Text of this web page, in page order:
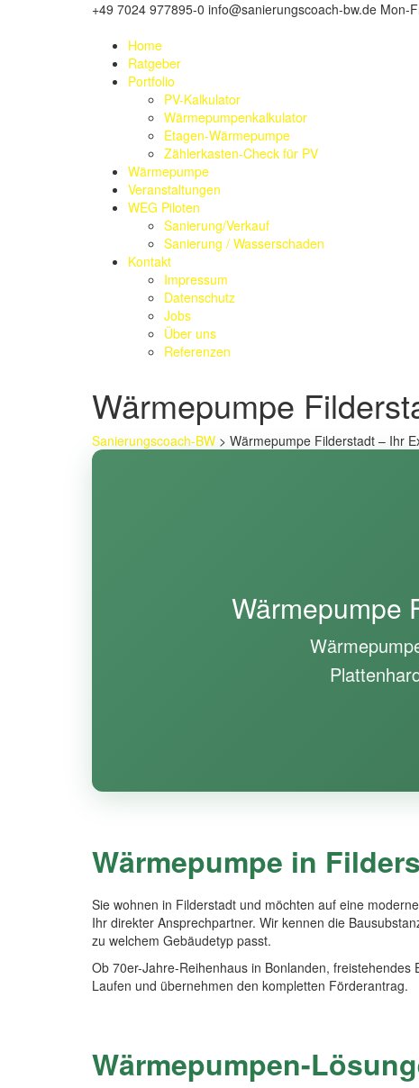
+49 7024 977895-0 info@sanierungscoach-bw.de Mon-
Home
Ratgeber
Portfolio
PV-Kalkulator
Wärmepumpenkalkulator
Etagen-Wärmepumpe
Zählerkasten-Check für PV
Wärmepumpe
Veranstaltungen
WEG Piloten
Sanierung/Verkauf
Sanierung / Wasserschaden
Kontakt
Impressum
Datenschutz
Jobs
Über uns
Referenzen
Wärmepumpe
Sanierungscoach-BW > Wärmepumpe Filderstadt – Ihr
Wärmepumpe
Wärmepumpe in
Sie wohnen in Filderstadt und möchten auf eine
Ihr direkter Ansprechpartner. Wir kennen die
zu welchem Gebäudetyp passt.
Ob 70er-Jahre-Reihenhaus in Bonlanden,
Laufen und übernehmen den kompletten Förderantrag.
Wärmepumpen-